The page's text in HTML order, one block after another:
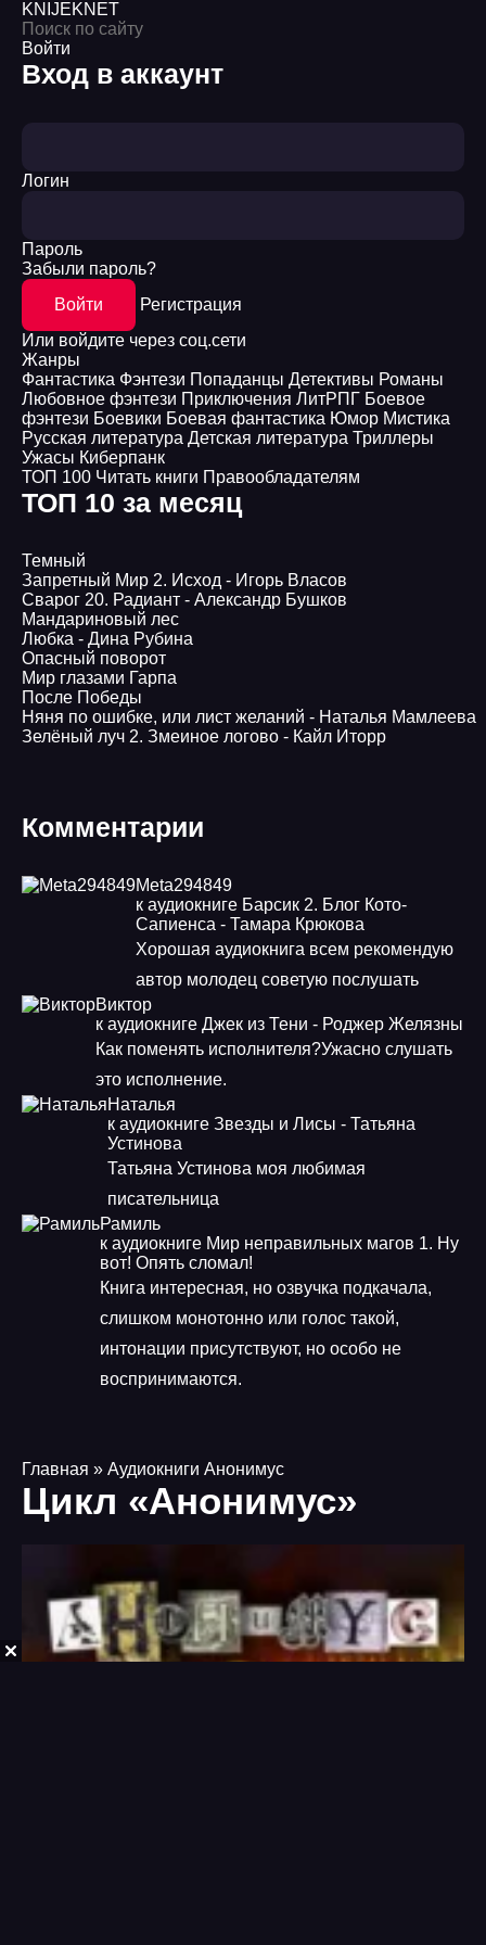
KNIJEKNET
Войти
Вход в аккаунт
Логин
Пароль
Забыли пароль?
Войти
Регистрация
Или войдите через соц.сети
Жанры
Фантастика Фэнтези Попаданцы Детективы Романы
Любовное фэнтези Приключения ЛитРПГ Боевое
фэнтези Боевики Боевая фантастика Юмор Мистика
Русская литература Детская литература Триллеры
Ужасы Киберпанк
ТОП 100 Читать книги Правообладателям
ТОП 10 за месяц
Темный
Запретный Мир 2. Исход - Игорь Власов
Сварог 20. Радиант - Александр Бушков
Мандариновый лес
Любка - Дина Рубина
Опасный поворот
Мир глазами Гарпа
После Победы
Няня по ошибке, или лист желаний - Наталья Мамлеева
Зелёный луч 2. Змеиное логово - Кайл Иторр
Комментарии
Meta294849
к аудиокниге Барсик 2. Блог Кото-
Сапиенса - Тамара Крюкова
Хорошая аудиокнига всем рекомендую
автор молодец советую послушать
Виктор
к аудиокниге Джек из Тени - Роджер Желязны
Как поменять исполнителя?Ужасно слушать
это исполнение.
Наталья
к аудиокниге Звезды и Лисы - Татьяна
Устинова
Татьяна Устинова моя любимая
писательница
Рамиль
к аудиокниге Мир неправильных магов 1. Ну
вот! Опять сломал!
Книга интересная, но озвучка подкачала,
слишком монотонно или голос такой,
интонации присутствуют, но особо не
воспринимаются.
Главная » Аудиокниги Анонимус
Цикл «Анонимус»